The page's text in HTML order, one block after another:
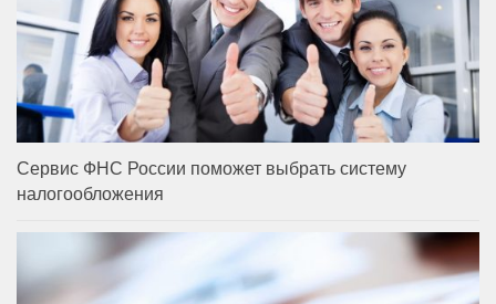
Сервис ФНС России поможет выбрать систему
налогообложения